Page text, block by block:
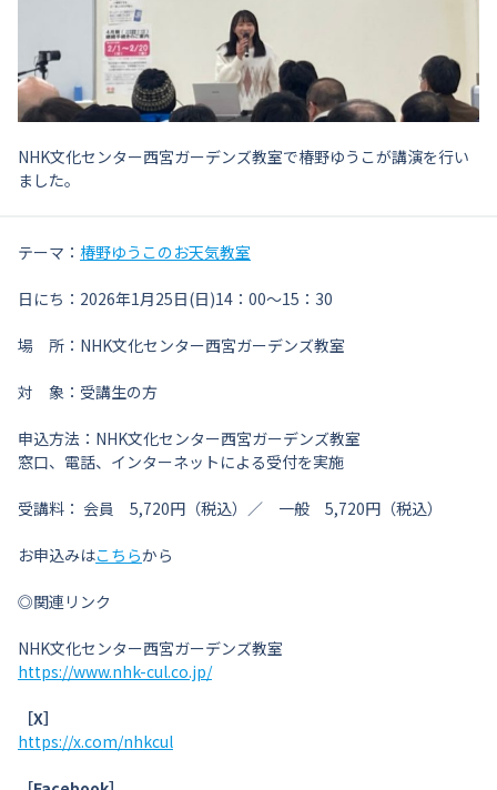
NHK文化センター西宮ガーデンズ教室で椿野ゆうこが講演を行い
ました。
テーマ： 椿野ゆうこのお天気教室
日にち：2026年1月25日(日)14：00～15：30
場 所：NHK文化センター西宮ガーデンズ教室
対 象：受講生の方
申込方法：NHK文化センター西宮ガーデンズ教室
窓口、電話、インターネットによる受付を実施
受講料： 会員 5,720円（税込）／ 一般 5,720円（税込）
お申込みはこちらから
◎関連リンク
NHK文化センター西宮ガーデンズ教室
https://www.nhk-cul.co.jp/
［X］
https://x.com/nhkcul